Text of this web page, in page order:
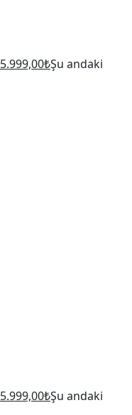
5.999,00₺Şu andaki
5.999,00₺Şu andaki